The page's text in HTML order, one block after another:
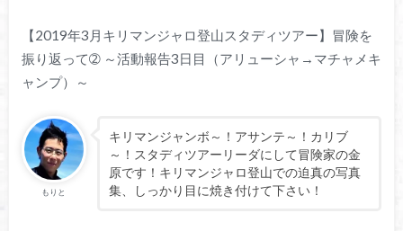
【2019年3月キリマンジャロ登山スタディツアー】冒険を
振り返って➁ ～活動報告3日目（アリューシャ→マチャメキ
ャンプ）～
もりと
キリマンジャンボ～！アサンテ～！カリブ
～！スタディツアーリーダにして冒険家の金
原です！キリマンジャロ登山での迫真の写真
集、しっかり目に焼き付けて下さい！